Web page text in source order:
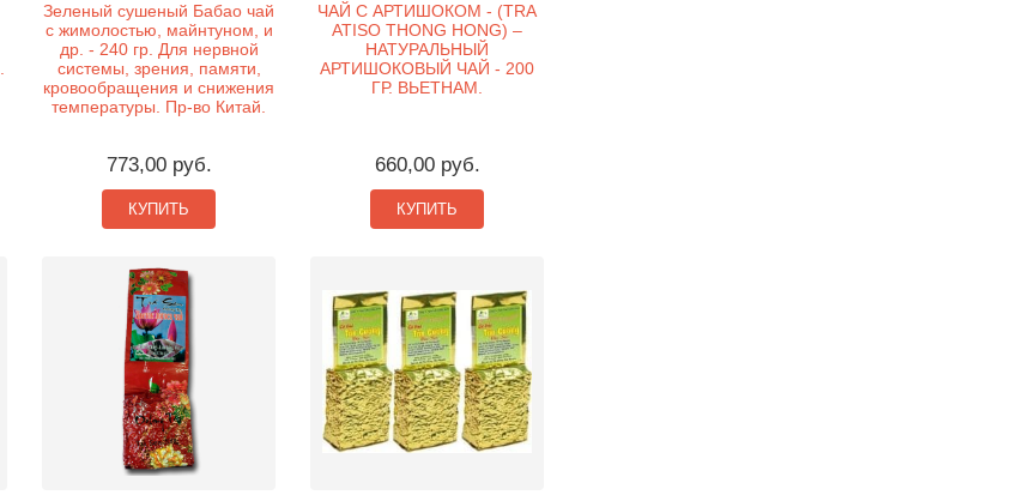
Зеленый сушеный Бабао чай
с жимолостью, майнтуном, и
др. - 240 гр. Для нервной
системы, зрения, памяти,
кровообращения и снижения
температуры. Пр-во Китай.
773,00 руб.
КУПИТЬ
ЧАЙ С АРТИШОКОМ - (TRA
ATISO THONG HONG) –
НАТУРАЛЬНЫЙ
АРТИШОКОВЫЙ ЧАЙ - 200
ГР. ВЬЕТНАМ.
660,00 руб.
КУПИТЬ